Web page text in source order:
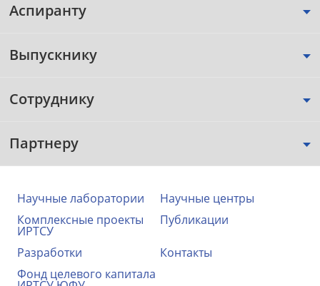
Аспиранту
Выпускнику
Сотруднику
Партнеру
Научные лаборатории
Научные центры
Комплексные проекты
ИРТСУ
Публикации
Разработки
Контакты
Фонд целевого капитала